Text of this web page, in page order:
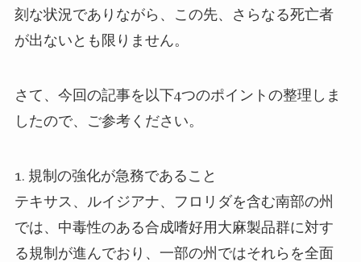
刻な状況でありながら、この先、さらなる死亡者
が出ないとも限りません。
さて、今回の記事を以下4つのポイントの整理しま
したので、ご参考ください。
1. 規制の強化が急務であること
テキサス、ルイジアナ、フロリダを含む南部の州
では、中毒性のある合成嗜好用大麻製品群に対す
る規制が進んでおり、一部の州ではそれらを全面